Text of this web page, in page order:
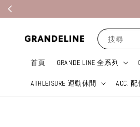
搜尋
首頁 GRANDE LINE 全系列
ATHLEISURE 運動休閒 ACC.